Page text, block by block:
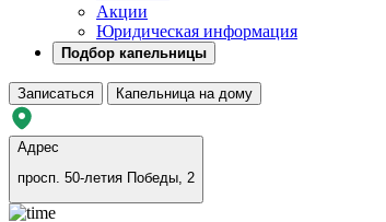
Акции
Юридическая информация
Подбор капельницы
Записаться Капельница на дому
Адрес
просп. 50-летия Победы, 2